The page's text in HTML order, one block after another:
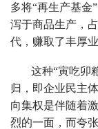
多将“再生产基金
泻于商品生产，
代，赚取了丰厚业
这种“寅吃卯
归，即企业民主
向集权是伴随着
烈的一面，而夸